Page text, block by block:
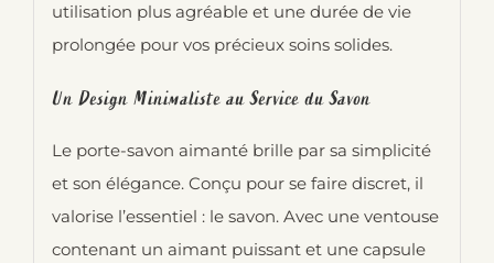
utilisation plus agréable et une durée de vie
prolongée pour vos précieux soins solides.
Un Design Minimaliste au Service du Savon
Le porte-savon aimanté brille par sa simplicité
et son élégance. Conçu pour se faire discret, il
valorise l’essentiel : le savon. Avec une ventouse
contenant un aimant puissant et une capsule